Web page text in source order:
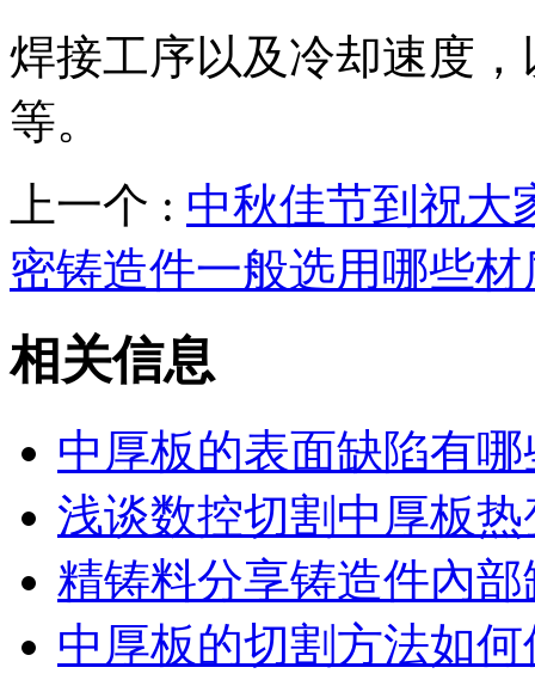
焊接工序以及冷却速度
等。
上一个 : 中秋佳节到祝大
密铸造件一般选用哪些材
相关信息
中厚板的表面缺陷有哪
浅谈数控切割中厚板
精铸料分享铸造件內
中厚板的切割方法如何